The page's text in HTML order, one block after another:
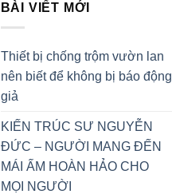
BÀI VIẾT MỚI
Thiết bị chống trộm vườn lan
nên biết để không bị báo động
giả
KIẾN TRÚC SƯ NGUYỄN
ĐỨC – NGƯỜI MANG ĐẾN
MÁI ẤM HOÀN HẢO CHO
MỌI NGƯỜI